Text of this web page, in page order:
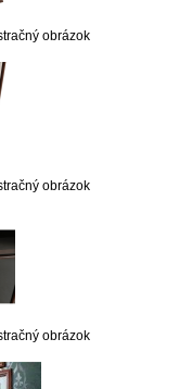
obrázok
obrázok
obrázok